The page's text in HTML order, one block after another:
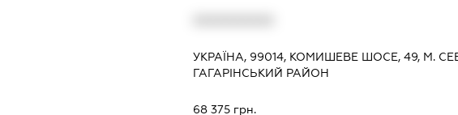
УКРАЇНА, 99014, КОМИШЕВЕ ШОСЕ, 49, М.
ГАГАРІНСЬКИЙ РАЙОН
68 375 грн.